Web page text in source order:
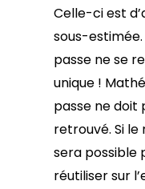
Celle-ci est
sous-
passe ne se
unique !
passe ne doit
retrouvé. Si le
sera possible
réutiliser sur